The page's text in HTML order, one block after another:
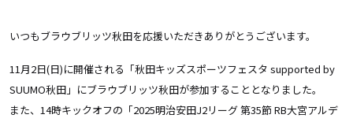
いつもブラウブリッツ秋田を応援いただきありがとうございます。
11月2日(日)に開催される「秋田キッズスポーツフェスタ supported by
SUUMO秋田」にブラウブリッツ秋田が参加することとなりました。
また、14時キックオフの「2025明治安田J2リーグ 第35節 RB大宮アルデ